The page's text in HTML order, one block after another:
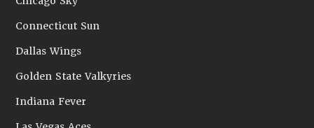
Connecticut Sun
Dallas Wings
Golden State Valkyries
Indiana Fever